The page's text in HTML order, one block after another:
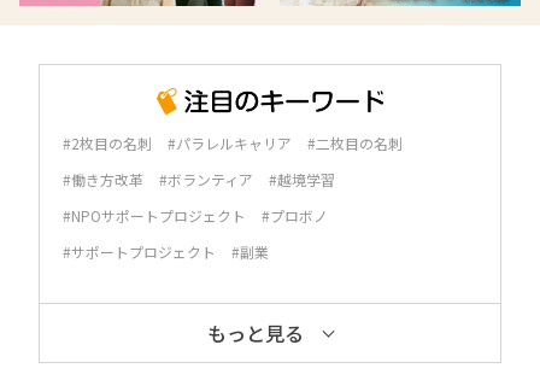
#2枚目の名刺 #パラレルキャリア
#二枚目の名刺
#働き方改革
#ボランティア
#越境学習
#NPOサポートプロジェクト
#プロボノ
#サポートプロジェクト
#副業
もっと見る